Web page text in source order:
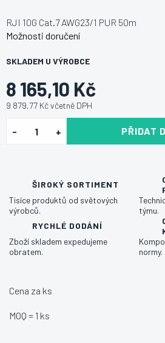
8 165,10 Kč
9 879,77 Kč včetně DPH
SKLADEM U VÝROBCE
Možnosti doručení
PŘIDAT
RJI 10G Cat.7 AWG23/1 PUR 50m
ŠIROKÝ SORTIMENT
Tisíce produktů od světových
výrobců.
týmu.
RYCHLÉ DODÁNÍ
Zboží skladem expedujeme
obratem.
normy.
Cena za ks
MOQ = 1 ks